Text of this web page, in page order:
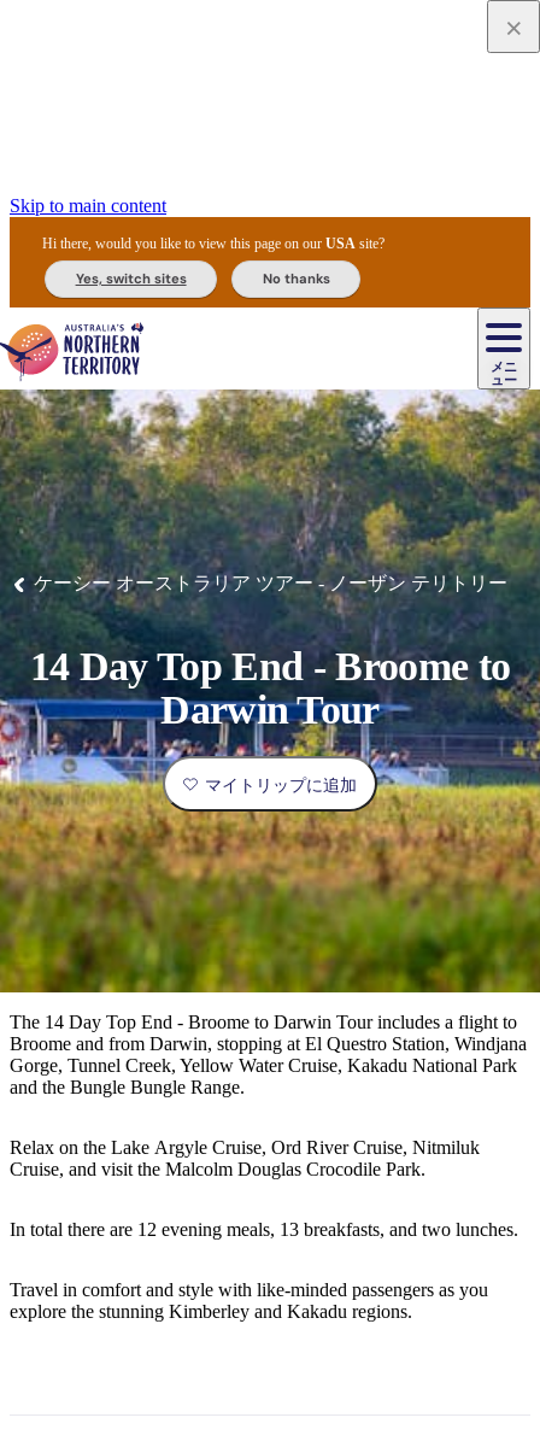
Skip to main content
Hi there, would you like to view this page on ourUSA site?
Yes, switch sites No thanks
メニ
ュー
メ
イ
ン
ナ
ビ
ゲ
ー
シ
ョ
ン
エ
リ
ア
最
も
人
気
が
高
い
場
所
ア
ウ
ト
バ
ッ
ク
と
ア
ト
ア
ア
ー
ズ
ロ
ッ
ク
ダ
ー
ウ
ィ
ン
リ
ス
ス
プ
リ
ン
グ
ズ
カ
カ
ド
ゥ
国
立
公
園
チ
フ
ィ
ー
ル
ド
国
立
園
ワ
タ
ル
カ
国
立
公
テ
ィ
ウ
ィ
諸
島
ニ
ト
ミ
ル
ク
国
公
園
ル
ル
/
デ
ビ
ル
ズ・
マ
ー
ブ
ズ
保
区
ジ
ジ
ャ/
ウ
ェ
ス
ト
マ
ク
ド
ネ
国
立
ア
テ
ィ
ビ
テ
ィ
体
験
旅
行
タ
イ
プ
現
地
し
た
こ
住
民
文
化
体
験
ド
＆
ド
リ
ン
ク
ィ
バ
ル
と
イ
ベ
ン
ト
ア・
ア
ク
テ
ィ
ビ
テ
ィ
自
然
と
野
生
物
歴
史
と
伝
釣
り
ラ
グ
ジ
ュ
ア
リ
ー
体
験
キ
ャ
ン
ピ
ン
グ
&
グ
ン
ピ
グ
旅
の
計
画
と
予
約
実
用
的
な
情
報
計
ツ
ル
宿
泊
施
設
ド
同
行
ツ
ア
ー
通
機
関
＆
レ
ン
タ
ル
プ
ラ
ン
＆
オ
フ
ァ
ー
ケーシー オーストラリア ツアー - ノーザン テリトリー
14 Day Top End - Broome to
Darwin Tour
マイトリップに追加
The 14 Day Top End - Broome to Darwin Tour includes a flight to
Broome and from Darwin, stopping at El Questro Station, Windjana
Gorge, Tunnel Creek, Yellow Water Cruise, Kakadu National Park
and the Bungle Bungle Range.
Relax on the Lake Argyle Cruise, Ord River Cruise, Nitmiluk
Cruise, and visit the Malcolm Douglas Crocodile Park.
In total there are 12 evening meals, 13 breakfasts, and two lunches.
Travel in comfort and style with like-minded passengers as you
explore the stunning Kimberley and Kakadu regions.